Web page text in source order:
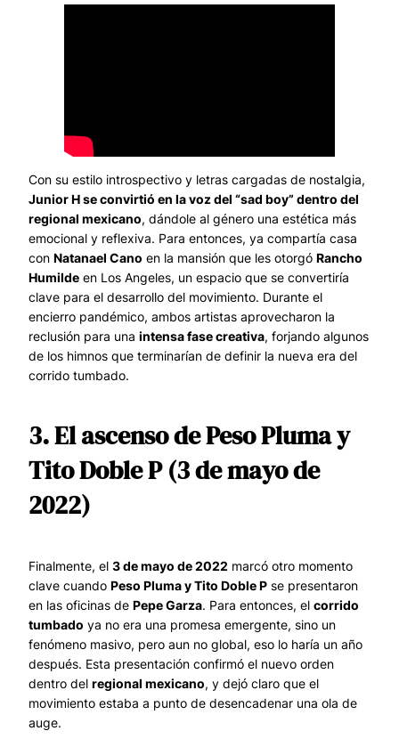
Con su estilo introspectivo y letras cargadas de nostalgia,
Junior H se convirtió en la voz del “sad boy” dentro del
regional mexicano, dándole al género una estética más
emocional y reflexiva. Para entonces, ya compartía casa
con Natanael Cano en la mansión que les otorgó Rancho
Humilde en Los Angeles, un espacio que se convertiría
clave para el desarrollo del movimiento. Durante el
encierro pandémico, ambos artistas aprovecharon la
reclusión para una intensa fase creativa, forjando algunos
de los himnos que terminarían de definir la nueva era del
corrido tumbado.
3. El ascenso de Peso Pluma y
Tito Doble P (3 de mayo de
2022)
Finalmente, el 3 de mayo de 2022 marcó otro momento
clave cuando Peso Pluma y Tito Doble P se presentaron
en las oficinas de Pepe Garza. Para entonces, el corrido
tumbado ya no era una promesa emergente, sino un
fenómeno masivo, pero aun no global, eso lo haría un año
después. Esta presentación confirmó el nuevo orden
dentro del regional mexicano, y dejó claro que el
movimiento estaba a punto de desencadenar una ola de
auge.